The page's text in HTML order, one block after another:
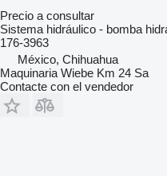
Precio a consultar
Sistema hidráulico - bomba
176-3963
México, Chihuahua
Maquinaria Wiebe Km 24 Sa
Contacte con el vendedor